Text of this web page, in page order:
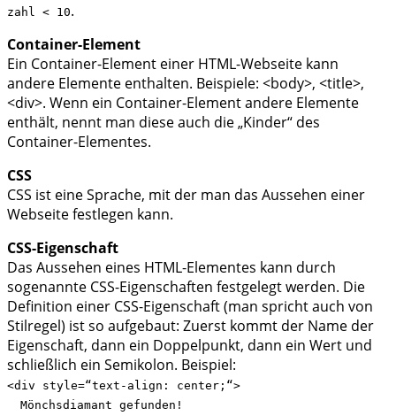
zahl < 10.
Container-Element
Ein Container-Element einer HTML-Webseite kann
andere Elemente enthalten. Beispiele: <body>, <title>,
<div>. Wenn ein Container-Element andere Elemente
enthält, nennt man diese auch die „Kinder“ des
Container-Elementes.
CSS
CSS ist eine Sprache, mit der man das Aussehen einer
Webseite festlegen kann.
CSS-Eigenschaft
Das Aussehen eines HTML-Elementes kann durch
sogenannte CSS-Eigenschaften festgelegt werden. Die
Definition einer CSS-Eigenschaft (man spricht auch von
Stilregel) ist so aufgebaut: Zuerst kommt der Name der
Eigenschaft, dann ein Doppelpunkt, dann ein Wert und
schließlich ein Semikolon. Beispiel:
<div style=“text-align: center;“>
Mönchsdiamant gefunden!